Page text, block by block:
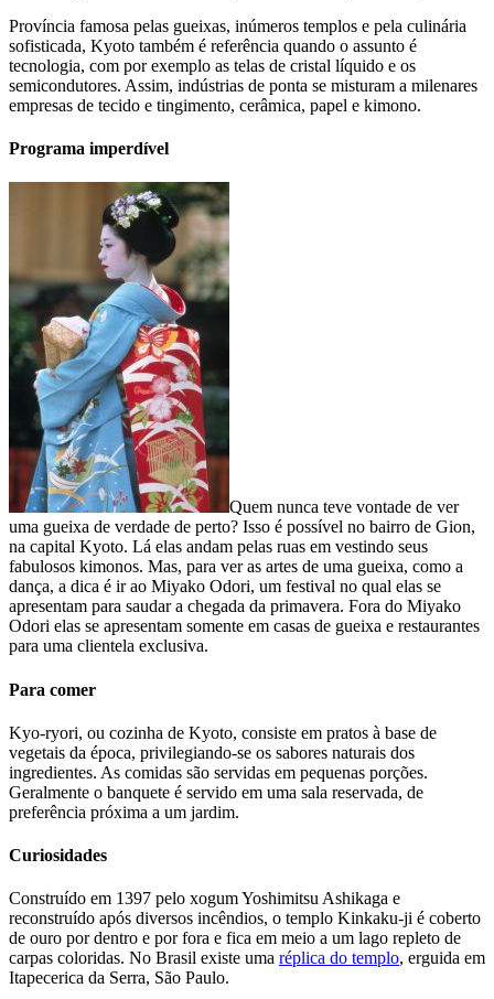
Província famosa pelas gueixas, inúmeros templos e pela culinária
sofisticada, Kyoto também é referência quando o assunto é
tecnologia, com por exemplo as telas de cristal líquido e os
semicondutores. Assim, indústrias de ponta se misturam a milenares
empresas de tecido e tingimento, cerâmica, papel e kimono.
Programa imperdível
Quem nunca teve vontade de ver
uma gueixa de verdade de perto? Isso é possível no bairro de Gion,
na capital Kyoto. Lá elas andam pelas ruas em vestindo seus
fabulosos kimonos. Mas, para ver as artes de uma gueixa, como a
dança, a dica é ir ao Miyako Odori, um festival no qual elas se
apresentam para saudar a chegada da primavera. Fora do Miyako
Odori elas se apresentam somente em casas de gueixa e restaurantes
para uma clientela exclusiva.
Para comer
Kyo-ryori, ou cozinha de Kyoto, consiste em pratos à base de
vegetais da época, privilegiando-se os sabores naturais dos
ingredientes. As comidas são servidas em pequenas porções.
Geralmente o banquete é servido em uma sala reservada, de
preferência próxima a um jardim.
Curiosidades
Construído em 1397 pelo xogum Yoshimitsu Ashikaga e
reconstruído após diversos incêndios, o templo Kinkaku-ji é coberto
de ouro por dentro e por fora e fica em meio a um lago repleto de
carpas coloridas. No Brasil existe uma réplica do templo, erguida em
Itapecerica da Serra, São Paulo.